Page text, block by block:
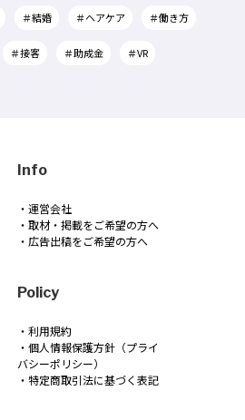
＃結婚 ＃ヘアケア ＃働き方
＃接客 ＃助成金 ＃VR
Info
・運営会社
・取材・掲載をご希望の方へ
・広告出稿をご希望の方へ
Policy
・利用規約
・個人情報保護方針（プライ
バシーポリシー）
・特定商取引法に基づく表記